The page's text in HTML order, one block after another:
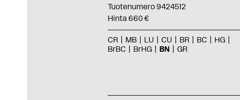
Tuotenumero 9424512
Hinta 660 €
CR MB LU CU BR BC
HG
BrBC
BrHG BN GR